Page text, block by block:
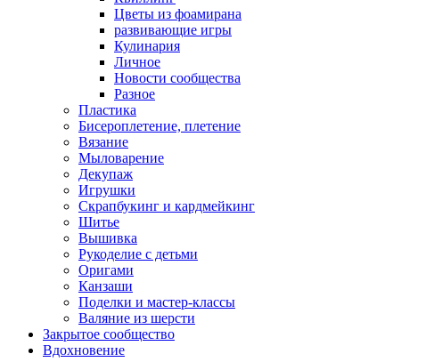
Цветы из фоамирана
развивающие игры
Кулинария
Личное
Новости сообщества
Разное
Пластика
Бисероплетение, плетение
Вязание
Мыловарение
Декупаж
Игрушки
Скрапбукинг и кардмейкинг
Шитье
Вышивка
Рукоделие с детьми
Оригами
Канзаши
Поделки и мастер-классы
Валяние из шерсти
Закрытое сообщество
Вдохновение